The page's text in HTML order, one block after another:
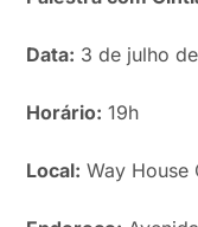
Data: 3 de julho
Horário: 19h
Local: Way House